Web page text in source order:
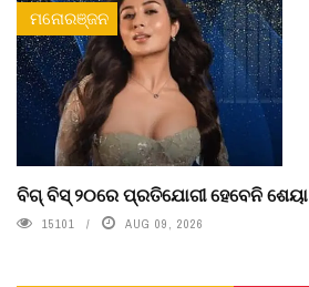
ମନୋରଞ୍ଜନ
ବିଗ୍ ବିସ୍ ୨୦ରେ ପ୍ରତିଯୋଗୀ ହେବେନି ଶେୟା
15101 AUG 09, 2026